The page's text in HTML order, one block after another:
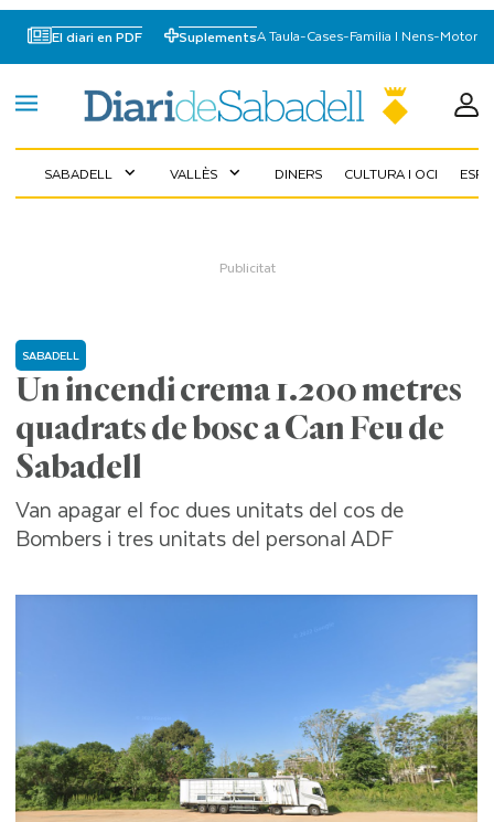
El diari en PDF SuplementsA Taula-Cases-Familia I Nens-Motor
SABADELL expand_more VALLÈS expand_more DINERS CULTURA I OCI
Un incendi crema 1.200 metres
quadrats de bosc a Can Feu de
Sabadell
SABADELL
Van apagar el foc dues unitats del cos de
Bombers i tres unitats del personal ADF